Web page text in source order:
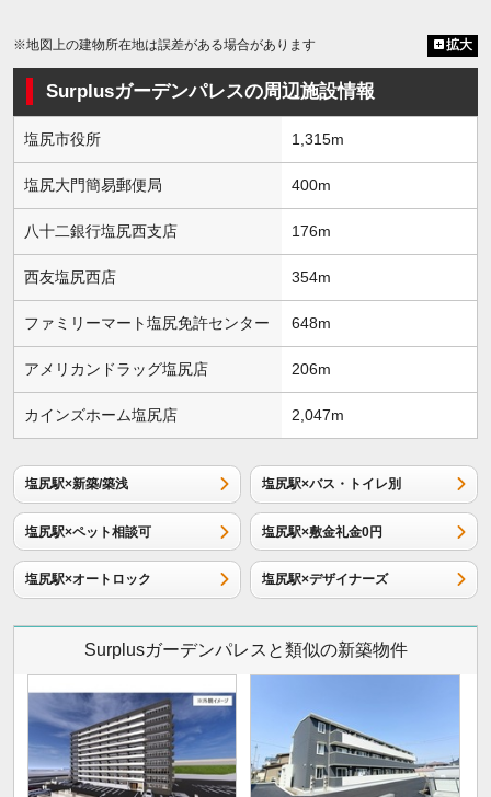
※地図上の建物所在地は誤差がある場合があります 拡大
Surplusガーデンパレスの周辺施設情報
塩尻市役所 1,315m
塩尻大門簡易郵便局 400m
八十二銀行塩尻西支店 176m
西友塩尻西店 354m
ファミリーマート塩尻免許センター 648m
アメリカンドラッグ塩尻店 206m
カインズホーム塩尻店 2,047m
塩尻駅×新築/築浅 塩尻駅×バス・トイレ別
塩尻駅×ペット相談可 塩尻駅×敷金礼金0円
塩尻駅×オートロック 塩尻駅×デザイナーズ
Surplusガーデンパレスと類似の新築物件